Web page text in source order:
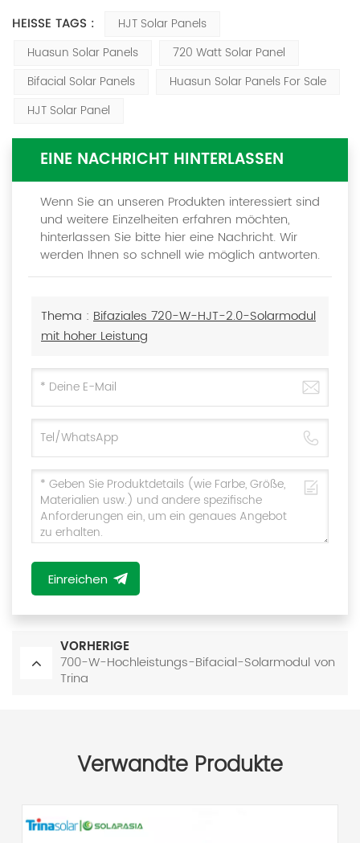
HEISSE TAGS :
HJT Solar Panels
Huasun Solar Panels
720 Watt Solar Panel
Bifacial Solar Panels
Huasun Solar Panels For Sale
HJT Solar Panel
EINE NACHRICHT HINTERLASSEN
Wenn Sie an unseren Produkten interessiert sind
und weitere Einzelheiten erfahren möchten,
hinterlassen Sie bitte hier eine Nachricht. Wir
werden Ihnen so schnell wie möglich antworten.
Thema : Bifaziales 720-W-HJT-2.0-Solarmodul
mit hoher Leistung
Einreichen
VORHERIGE
700-W-Hochleistungs-Bifacial-Solarmodul von
Trina
Verwandte Produkte